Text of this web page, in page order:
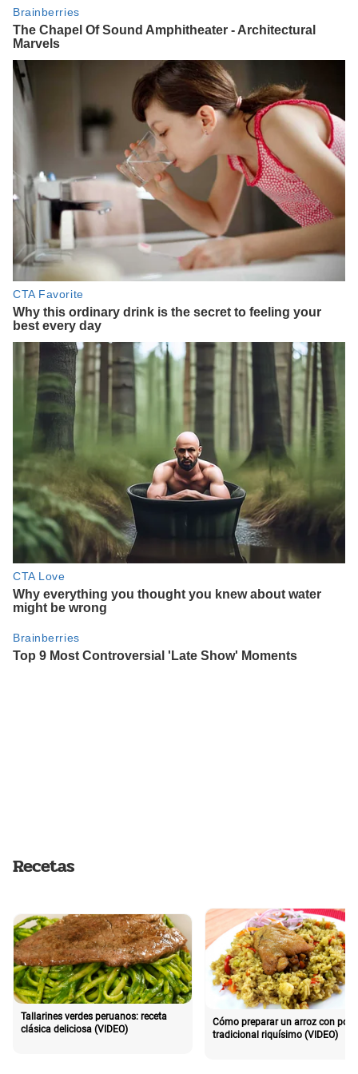
Recetas
Tallarines verdes peruanos: receta
clásica deliciosa (VIDEO)
Cómo preparar un arroz con pollo
tradicional riquísimo (VIDEO)